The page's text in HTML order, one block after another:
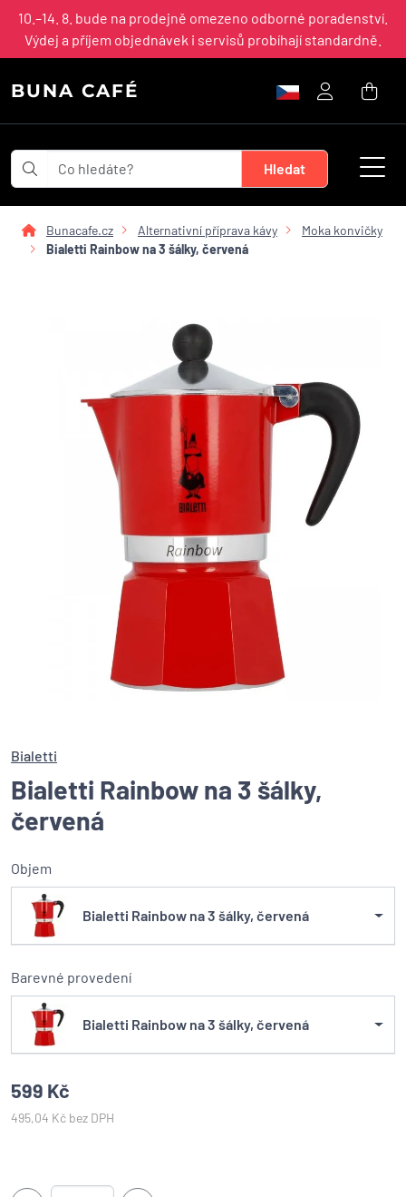
10.–14. 8. bude na prodejně omezeno odborné poradenství.
Výdej a příjem objednávek i servisů probíhají standardně.
BUNA CAFÉ
Bunacafe.cz Alternativní příprava kávy
Moka konvičky
Bialetti Rainbow na 3 šálky, červená
Bialetti
Bialetti Rainbow na 3 šálky,
červená
Objem
Bialetti Rainbow na 3 šálky, červená
Barevné provedení
Bialetti Rainbow na 3 šálky, červená
599 Kč
495,04 Kč bez DPH